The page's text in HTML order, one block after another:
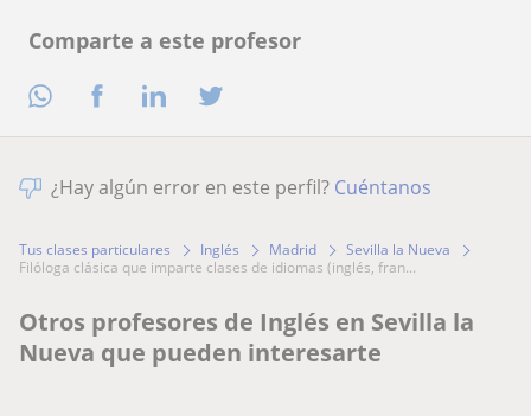
Comparte a este profesor
¿Hay algún error en este perfil? Cuéntanos
Tus clases particulares Inglés Madrid
Sevilla la Nueva
filóloga clásica que imparte clases de idiomas (inglés, fran...
Otros profesores de Inglés en Sevilla la
Nueva que pueden interesarte